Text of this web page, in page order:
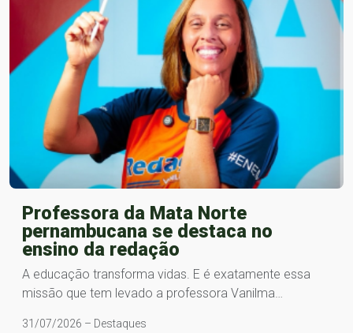
Professora da Mata Norte
pernambucana se destaca no
ensino da redação
A educação transforma vidas. E é exatamente essa
missão que tem levado a professora Vanilma…
31/07/2026 – Destaques